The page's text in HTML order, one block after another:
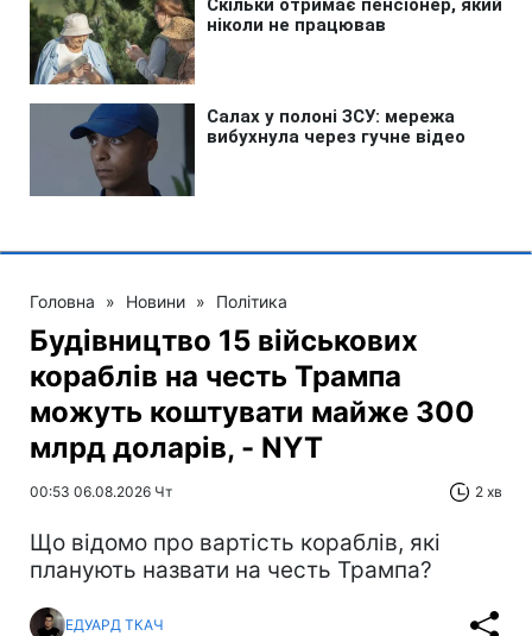
Головна » Новини » Політика
Будівництво 15 військових
кораблів на честь Трампа
можуть коштувати майже 300
млрд доларів, - NYT
00:53 06.08.2026 Чт 2 хв
Що відомо про вартість кораблів, які
планують назвати на честь Трампа?
ЕДУАРД ТКАЧ